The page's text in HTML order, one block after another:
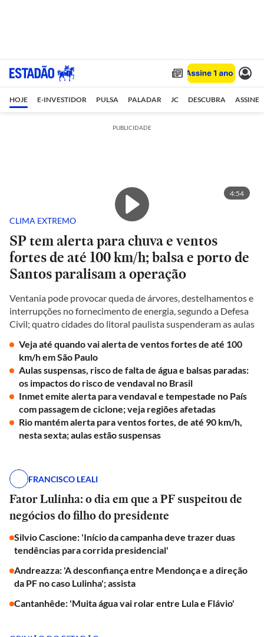
HOJE E-INVESTIDOR PULSA PALADAR JC DESCUBRA ASSINE
PUBLICIDADE
4:54
CLIMA EXTREMO
SP tem alerta para chuva e ventos
fortes de até 100 km/h; balsa e porto de
Santos paralisam a operação
Ventania pode provocar queda de árvores, destelhamentos e
interrupções no fornecimento de energia, segundo a Defesa
Civil; quatro cidades do litoral paulista suspenderam as aulas
Veja até quando vai alerta de ventos fortes de até 100
km/h em São Paulo
Aulas suspensas, risco de falta de água e balsas paradas:
os impactos do risco de vendaval no Brasil
Inmet emite alerta para vendaval e tempestade no País
com passagem de ciclone; veja regiões afetadas
Rio mantém alerta para ventos fortes, de até 90 km/h,
nesta sexta; aulas estão suspensas
FRANCISCO LEALI
Fator Lulinha: o dia em que a PF suspeitou de
negócios do filho do presidente
Silvio Cascione: 'Início da campanha deve trazer duas
tendências para corrida presidencial'
Andreazza: 'A desconfiança entre Mendonça e a direção
da PF no caso Lulinha'; assista
Cantanhêde: 'Muita água vai rolar entre Lula e Flávio'